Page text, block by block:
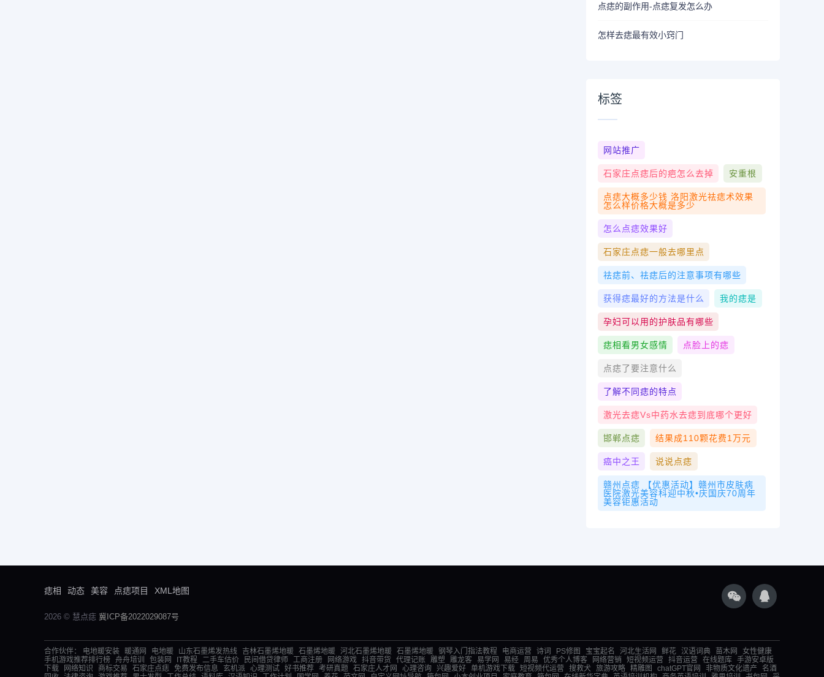
点痣的副作用-点痣复发怎么办
怎样去痣最有效小窍门
标签
网站推广
石家庄点痣后的疤怎么去掉 安重根
点痣大概多少钱 洛阳激光祛痣术效果
怎么样价格大概是多少
怎么点痣效果好
石家庄点痣一般去哪里点
祛痣前、祛痣后的注意事项有哪些
获得痣最好的方法是什么 我的痣是
孕妇可以用的护肤品有哪些
痣相看男女感情 点脸上的痣
点痣了要注意什么
了解不同痣的特点
激光去痣vs中药水去痣到底哪个更好
邯郸点痣 结果成110颗花费1万元
癌中之王 说说点痣
赣州点痣 【优惠活动】赣州市皮肤病
医院激光美容科迎中秋•庆国庆70周年
美容钜惠活动
痣相 动态 美容 点痣项目 XML地图
2026 © 慧点痣 冀ICP备2022029087号
合作伙伴： 电地暖安装 暖通网 电地暖 山东石墨烯发热线 吉林石墨烯地暖 石墨烯地暖 河北石墨烯地暖 石墨烯地暖 钢琴入门指法教程 电商运营 诗词 PS修图 宝宝起名 河北生活网 鲜花 汉语词典 苗木网
女性健康
手机游戏推荐排行榜 舟舟培训 包装网 IT教程 二手车估价 民间借贷律师 工商注册 网络游戏 抖音带货 代理记账 雕塑 雕龙客 易学网 易经 周易 优秀个人博客 网络营销 短视频运营 抖音运营 在线题库 手游安卓版
下载
网络知识 商标交易 石家庄点痣 免费发布信息 玄机派 心理测试 好书推荐 考研真题 石家庄人才网 心理咨询 兴趣爱好 单机游戏下载 短视频代运营 搜救犬 旅游攻略 精雕图 chatGPT官网 非物质文化遗产
名酒